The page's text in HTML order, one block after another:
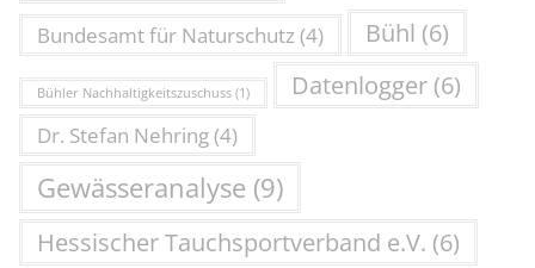
Bundesamt für Naturschutz(4) Bühl (6)
Bühler Nachhaltigkeitszuschuss (1) Datenlogger (6)
Dr. Stefan Nehring(4)
Gewässeranalyse (9)
Hessischer Tauchsportverband e.V. (6)